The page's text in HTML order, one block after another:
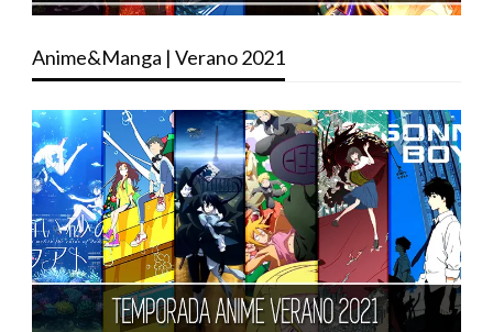
Anime&Manga | Verano 2021